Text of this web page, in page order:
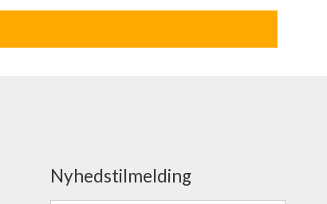
Nyhedstilmelding